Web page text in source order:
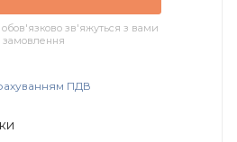
зв'яжуться з вами
замовлення
ПДВ